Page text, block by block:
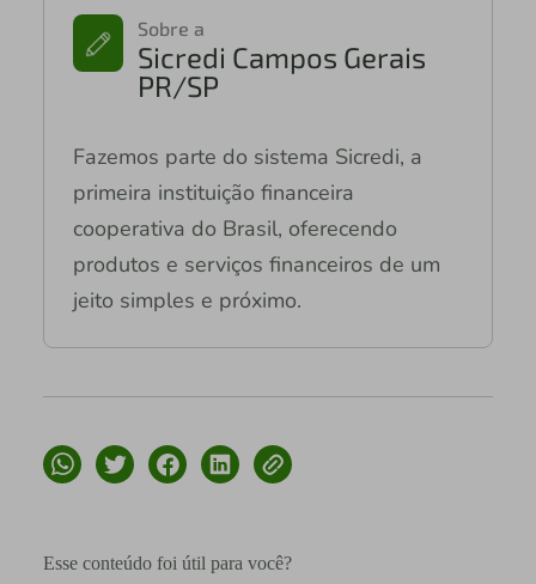
Sobre a
Sicredi Campos Gerais
PR/SP
Fazemos parte do sistema Sicredi, a
primeira instituição financeira
cooperativa do Brasil, oferecendo
produtos e serviços financeiros de um
jeito simples e próximo.
Esse conteúdo foi útil para você?